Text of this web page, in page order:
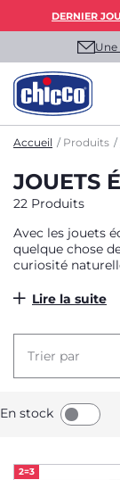
DERNIER
Accueil Produits
JOUETS
22 Produits
Avec les jouets
quelque chose
curiosité
créativité, leur
jeu indépendant.
Lire la suite
Trier par
En stock
2=3